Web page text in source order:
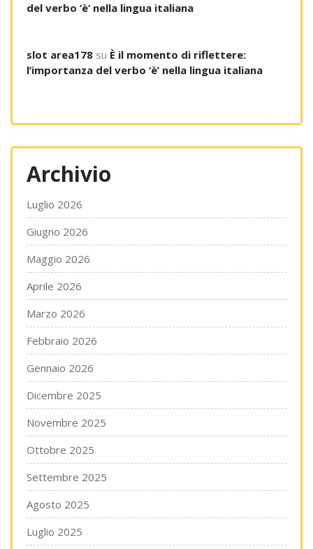
del verbo ‘è’ nella lingua italiana
slot area178 su È il momento di riflettere:
l’importanza del verbo ‘è’ nella lingua italiana
Archivio
Luglio 2026
Giugno 2026
Maggio 2026
Aprile 2026
Marzo 2026
Febbraio 2026
Gennaio 2026
Dicembre 2025
Novembre 2025
Ottobre 2025
Settembre 2025
Agosto 2025
Luglio 2025